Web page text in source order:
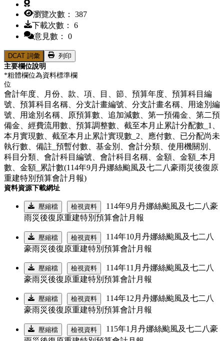
瀏覽次數： 387
下載次數： 6
意見數： 0
DCAT 詞彙
列印
主要欄位說明
*粗體欄位為資料標準欄
位
會計年度、月份、款、項、目、節、預算年度、預算科目編
號、預算科目名稱、分支計畫編號、分支計畫名稱、用途別編
號、用途別名稱、原預算數、追加減數、第一預備金、第二預
備金、經費流用數、預算調整數、截至本月止累計分配數_1、
本月實現數、截至本月止累計實現數_2、應付數、已分配尚未
執行數、備註_預暫付數、基金別、會計分類、使用機關別、
科目分類、會計科目編號、會計科目名稱、金額、金額_本月
數、金額_累計數(114年9月丹娜絲颱風及七二八豪雨災後復原
重建特別預算會計月報)
資料資源下載網址
壓縮檔 檢視資料
114年9月丹娜絲颱風及七二八豪
雨災後復原重建特別預算會計月報
壓縮檔 檢視資料
114年10月丹娜絲颱風及七二八
豪雨災後復原重建特別預算會計月報
壓縮檔 檢視資料
114年11月丹娜絲颱風及七二八
豪雨災後復原重建特別預算會計月報
壓縮檔 檢視資料
114年12月丹娜絲颱風及七二八
豪雨災後復原重建特別預算會計月報
壓縮檔 檢視資料
115年1月丹娜絲颱風及七二八豪